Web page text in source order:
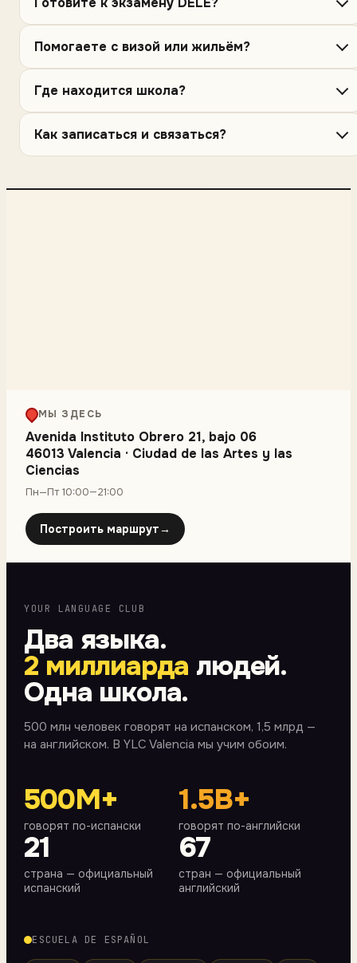
Помогаете с визой или жильём?
Где находится школа?
Как записаться и связаться?
МЫ ЗДЕСЬ
Avenida Instituto Obrero 21, bajo 06
46013 Valencia · Ciudad de las Artes y las
Ciencias
Пн—Пт 10:00—21:00
Построить маршрут→
YOUR LANGUAGE CLUB
Два языка.
2 миллиарда людей.
Одна школа.
500 млн человек говорят на испанском, 1,5 млрд —
на английском. В YLC Valencia мы учим обоим.
500M+
говорят по-испански
1.5B+
говорят по-английски
21
страна — официальный
испанский
67
стран — официальный
английский
ESCUELA DE ESPAÑOL